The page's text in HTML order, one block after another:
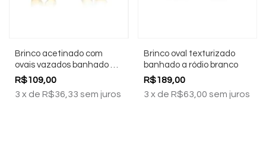
Brinco acetinado com
ovais vazados banhado a
ouro 18k
R$109,00
3 x de R$36,33 sem juros
Brinco oval texturizado
banhado a ródio branco
R$189,00
3 x de R$63,00 sem juros